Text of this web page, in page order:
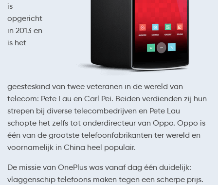
is
opgericht
in 2013 en
is het
geesteskind van twee veteranen in de wereld van
telecom: Pete Lau en Carl Pei. Beiden verdienden zij hun
strepen bij diverse telecombedrijven en Pete Lau
schopte het zelfs tot onderdirecteur van Oppo. Oppo is
één van de grootste telefoonfabrikanten ter wereld en
voornamelijk in China heel populair.
De missie van OnePlus was vanaf dag één duidelijk:
vlaggenschip telefoons maken tegen een scherpe prijs.